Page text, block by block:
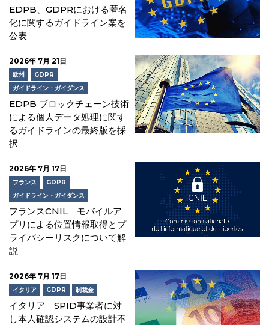
EDPB、GDPRにおける匿名
化に関するガイドライン案を
公表
2026年 7月 21日
欧州
GDPR
ガイドライン・ガイダンス
EDPB ブロックチェーン技術
による個人データ処理に関す
るガイドラインの最終版を採
択
2026年 7月 17日
フランス
GDPR
ガイドライン・ガイダンス
フランスCNIL モバイルア
プリによる位置情報取得とプ
ライバシーリスクについて解
説
2026年 7月 17日
イタリア GDPR 制裁金
イタリア SPID事業者に対
し本人確認システムの設計不